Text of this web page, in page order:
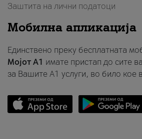
Заштита на лични податоци
Мобилна апликација
Единствено преку бесплатната
Мојот A1 имате пристап до сите
за Вашите A1 услуги, во било кое